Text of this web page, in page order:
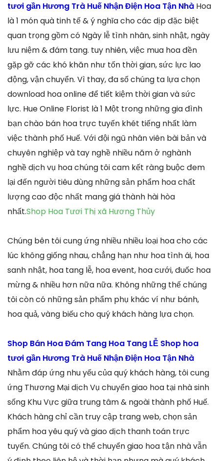
tươi gần Hương Trà Huế Nhận Điện Hoa Tận Nhà Hoa
là 1 món quà tinh tế & ý nghĩa cho các dịp đặc biệt
quan trọng gồm có Ngày lễ tình nhân, sinh nhật, ngày
lưu niệm & đám tang. tuy nhiên, việc mua hoa đền
gặp gỡ các khó khăn như tốn thời gian, sức lực lao
động, vận chuyển. Vì thay, đa số chúng ta lựa chọn
download hoa online để tiết kiệm thời gian và sức
lực. Hue Online Florist là 1 Một trong những gia đình
bạn chào bán hoa trực tuyến khét tiếng nhất làm
việc thành phố Huế. Với đội ngũ nhân viên bài bản và
chuyên nghiệp và tay nghề nhiều năm ở nghành
nghề dịch vụ hoa chúng tôi cam kết ràng buộc đem
lại đến người tiêu dùng những sản phẩm hoa chất
lượng cao độc nhất mang giá thành hài hòa
nhất.Shop Hoa Tươi Thị xã Hương Thủy
Chúng bên tôi cung ứng nhiều nhiều loại hoa cho các
lúc không giống nhau, chẳng hạn như hoa tình ái, hoa
sanh nhật, hoa tang lễ, hoa event, hoa cưới, đuốc hoa
mừng & nhiều hơn nữa nữa. Không những thế chúng
tôi còn có những sản phẩm phụ khác ví như bánh,
hoa quả, vàng biếu cho quý khách hàng lựa chọn.
Shop Bán Hoa Đám Tang Hoa Tang LỄ Shop hoa
tươi gần Hương Trà Huế Nhận Điện Hoa Tận Nhà
Nhằm đáp ứng nhu yếu của quý khách hàng, tôi cung
ứng Thương Mại dịch Vụ chuyển giao hoa tại nhà sinh
sống Khu Vực giữa trung tâm & ngoài thành phố Huế.
Khách hàng chỉ cần truy cập trang web, chọn sản
phẩm hoa yêu quý và giao dịch thanh toán trực
tuyến. Chúng tôi có thể chuyển giao hoa tận nhà vẫn